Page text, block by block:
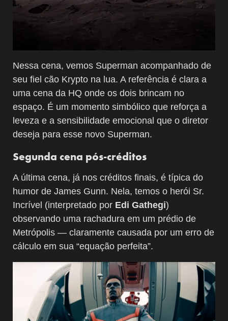
Nessa cena, vemos Superman acompanhado de
seu fiel cão Krypto na lua. A referência é clara a
uma cena da HQ onde os dois brincam no
espaço. É um momento simbólico que reforça a
leveza e a sensibilidade emocional que o diretor
deseja para esse novo Superman.
Segunda cena pós-créditos
A última cena, já nos créditos finais, é típica do
humor de James Gunn. Nela, temos o herói Sr.
Incrível (interpretado por Edi Gathegi)
observando uma rachadura em um prédio de
Metrópolis — claramente causada por um erro de
cálculo em sua “equação perfeita”.